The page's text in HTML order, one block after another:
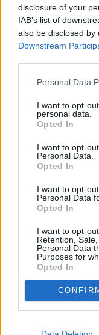
disclosure of your
IAB’s list of
also be disclosed
Downstream
Personal Data
I want to opt-
personal data.
Opted In
I want to opt-
Personal Data.
Opted In
I want to opt-
Personal Data
Opted In
I want to opt-
Retention,
Personal Data
Purposes for
Opted In
Dos de ellos
temporada
otro apostó por
Distintas
Y ahora llega el
el próximo
jugadores, antes
objetivos, hay
cualquier club…
¿Guardiola o
Dos estilos
entender el
La cuestión no
La cuestión es